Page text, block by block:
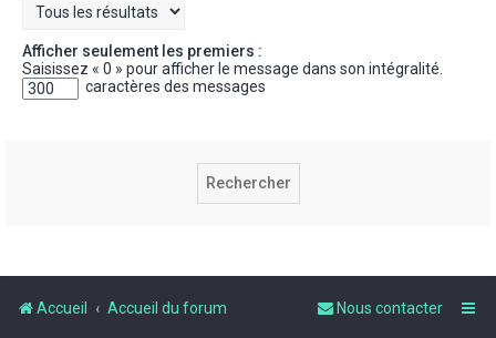
Afficher seulement les premiers :
Saisissez « 0 » pour afficher le message dans son intégralité.
caractères des messages
Accueil Accueil du forum Nous contacter